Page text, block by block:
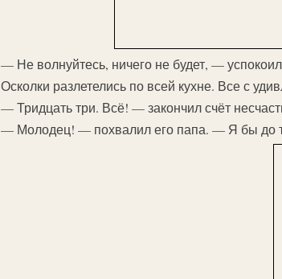
— Не волнуйтесь, ничего не будет, —
Осколки разлетелись по всей кухне. Все с
— Тридцать три. Всё! — закончил счёт
— Молодец! — похвалил его папа. — Я бы до